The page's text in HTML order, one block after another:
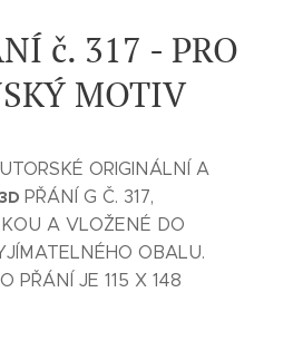
č. 317 - PRO
MOTIV
ORIGINÁLNÍ A
PŘÁNÍ G Č. 317,
A VLOŽENÉ DO
OBALU.
PŘÁNÍ JE 115 X 148